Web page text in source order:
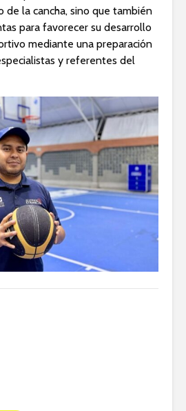
la cancha, sino que también
para favorecer su desarrollo
mediante una preparación
y referentes del